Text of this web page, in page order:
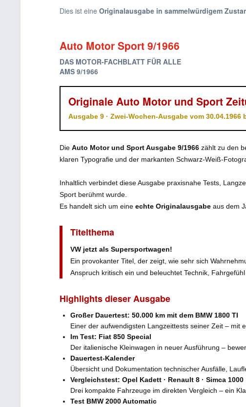
Dies ist eine Originalausgabe in sammelwürdigem
Auto Motor Sport 9/1966
DAS MOTOR-FACHBLATT FÜR ALLE
AMS 9/1966
Originale Auto Motor und Sport
Ausgabe 9 · Zwei-Wochen-Ausgabe vom 30.04.1966
Die Auto Motor und Sport Ausgabe 9/1966 zählt zu den
klaren Typografie und der markanten Schwarz-Weiß-
Inhaltlich verbindet diese Ausgabe praxisnahe Tests,
Sport berühmt wurde.
Es handelt sich um eine echte Originalausgabe aus dem
Titelthema
VW jetzt als Supersportwagen!
Ein provokanter Titel, der zeigt, wie sehr sich
Anspruch kritisch ein und beleuchtet Technik,
Highlights dieser Ausgabe
Großer Dauertest: 50.000 km mit dem BMW 1800 TI
Einer der aufwendigsten Langzeittests seiner Zeit – mit
Im Test: Fiat 850 Special
Der italienische Kleinwagen in neuer Ausführung –
Dauertest-Kalender
Übersicht und Dokumentation technischer Ausfälle,
Vergleichstest: Opel Kadett · Renault 8 · Simca 1000
Drei kompakte Fahrzeuge im direkten Vergleich – ein
Test BMW 2000 Automatic